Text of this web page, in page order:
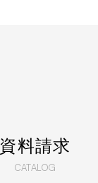
資料請求
CATALOG